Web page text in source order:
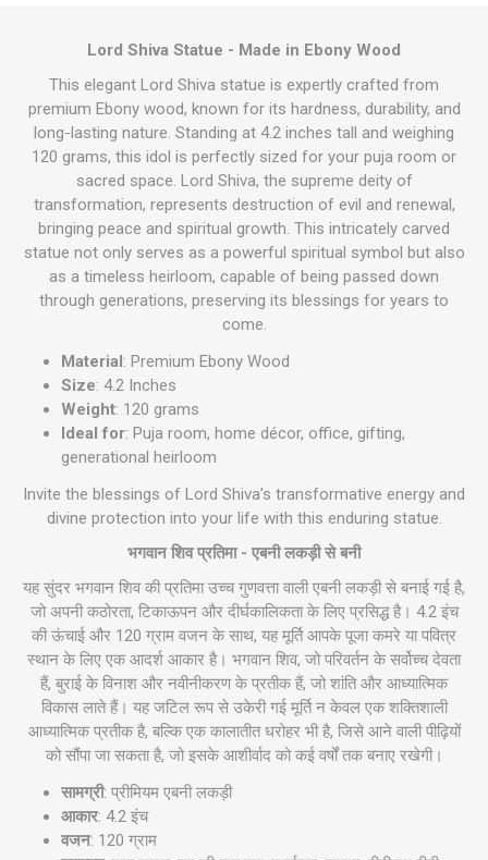
Lord Shiva Statue - Made in Ebony Wood
This elegant Lord Shiva statue is expertly crafted from
premium Ebony wood, known for its hardness, durability, and
long-lasting nature. Standing at 4.2 inches tall and weighing
120 grams, this idol is perfectly sized for your puja room or
sacred space. Lord Shiva, the supreme deity of
transformation, represents destruction of evil and renewal,
bringing peace and spiritual growth. This intricately carved
statue not only serves as a powerful spiritual symbol but also
as a timeless heirloom, capable of being passed down
through generations, preserving its blessings for years to
come.
Material: Premium Ebony Wood
Size: 4.2 Inches
Weight: 120 grams
Ideal for: Puja room, home décor, office, gifting,
generational heirloom
Invite the blessings of Lord Shiva’s transformative energy and
divine protection into your life with this enduring statue.
भगवान शिव प्रतिमा - एबनी लकड़ी से बनी
यह सुंदर भगवान शिव की प्रतिमा उच्च गुणवत्ता वाली एबनी लकड़ी से बनाई गई है,
जो अपनी कठोरता, टिकाऊपन और दीर्घकालिकता के लिए प्रसिद्ध है। 4.2 इंच
की ऊंचाई और 120 ग्राम वजन के साथ, यह मूर्ति आपके पूजा कमरे या पवित्र
स्थान के लिए एक आदर्श आकार है। भगवान शिव, जो परिवर्तन के सर्वोच्च देवता
हैं, बुराई के विनाश और नवीनीकरण के प्रतीक हैं, जो शांति और आध्यात्मिक
विकास लाते हैं। यह जटिल रूप से उकेरी गई मूर्ति न केवल एक शक्तिशाली
आध्यात्मिक प्रतीक है, बल्कि एक कालातीत धरोहर भी है, जिसे आने वाली पीढ़ियों
को सौंपा जा सकता है, जो इसके आशीर्वाद को कई वर्षों तक बनाए रखेगी।
सामग्री: प्रीमियम एबनी लकड़ी
आकार: 4.2 इंच
वजन: 120 ग्राम